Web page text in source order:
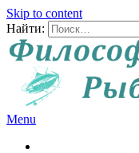
Skip to content
Найти:
Menu